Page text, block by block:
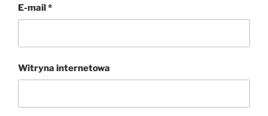
E-mail*
Witryna internetowa